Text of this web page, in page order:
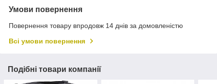
Умови повернення
Повернення товару впродовж 14 днів за домовленістю
Всі умови повернення
Подібні товари компанії